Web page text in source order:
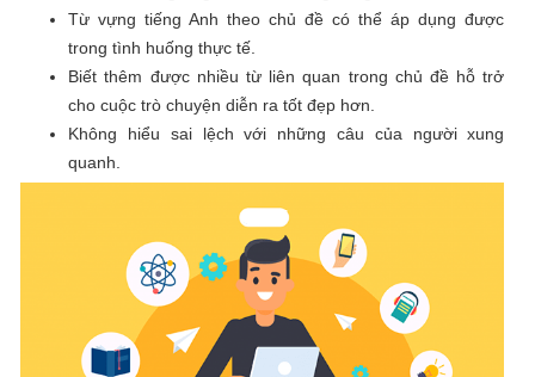
Từ vựng tiếng Anh theo chủ đề có thể áp dụng được
trong tình huống thực tế.
Biết thêm được nhiều từ liên quan trong chủ đề hỗ trở
cho cuộc trò chuyện diễn ra tốt đẹp hơn.
Không hiểu sai lệch với những câu của người xung
quanh.